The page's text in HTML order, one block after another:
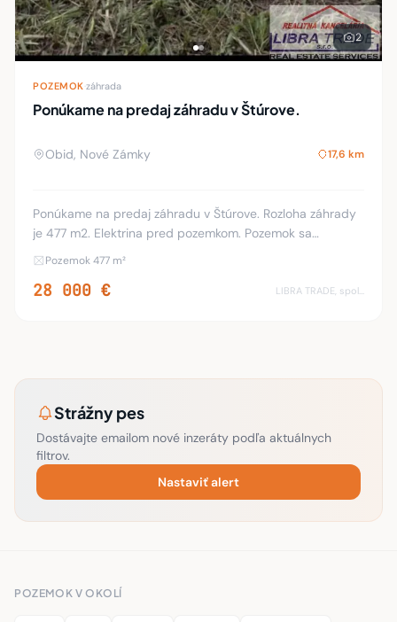
2
POZEMOK záhrada
Ponúkame na predaj záhradu v Štúrove.
Obid, Nové Zámky 17,6 km
Ponúkame na predaj záhradu v Štúrove. Rozloha záhrady
je 477 m2. Elektrina pred pozemkom. Pozemok sa
nachádza medzi Štúrovom a Kamenicou nad Hronom v
Pozemok 477 m²
28 000 € LIBRA TRADE, spol.s.r.o.
Strážny pes
Dostávajte emailom nové inzeráty podľa aktuálnych
filtrov.
Nastaviť alert
POZEMOK V OKOLÍ